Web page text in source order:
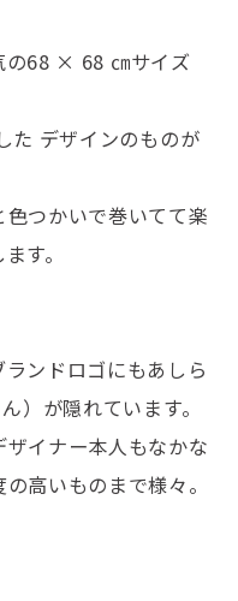
の68 × 68 ㎝サイズ
た デザインのものが
つかいで巻いてて楽
す。
ンドロゴにもあしら
）が隠れています。
イナー本人もなかな
高いものまで様々。